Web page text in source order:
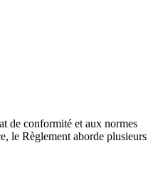
de conformité et aux normes
le Règlement aborde plusieurs